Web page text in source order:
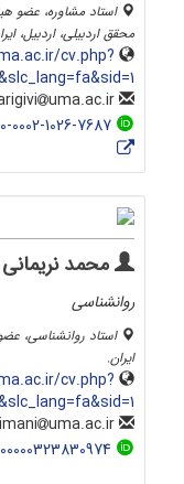
استاد مشاوره، عضو
محقق اردبیلی، اردبیل،
cv.php?
uma.ac.ir
0002-1026-7687
محمد نریمانی
روانشناسی
استاد روانشناسی،
ایران.
cv.php?
uma.ac.ir